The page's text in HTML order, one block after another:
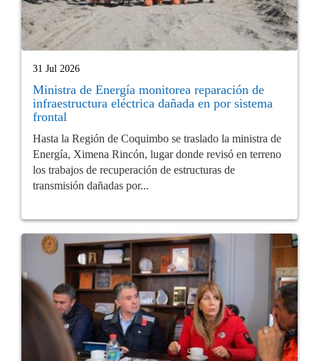
31 Jul 2026
Ministra de Energía monitorea reparación de
infraestructura eléctrica dañada en por sistema
frontal
Hasta la Región de Coquimbo se traslado la ministra de
Energía, Ximena Rincón, lugar donde revisó en terreno
los trabajos de recuperación de estructuras de
transmisión dañadas por...